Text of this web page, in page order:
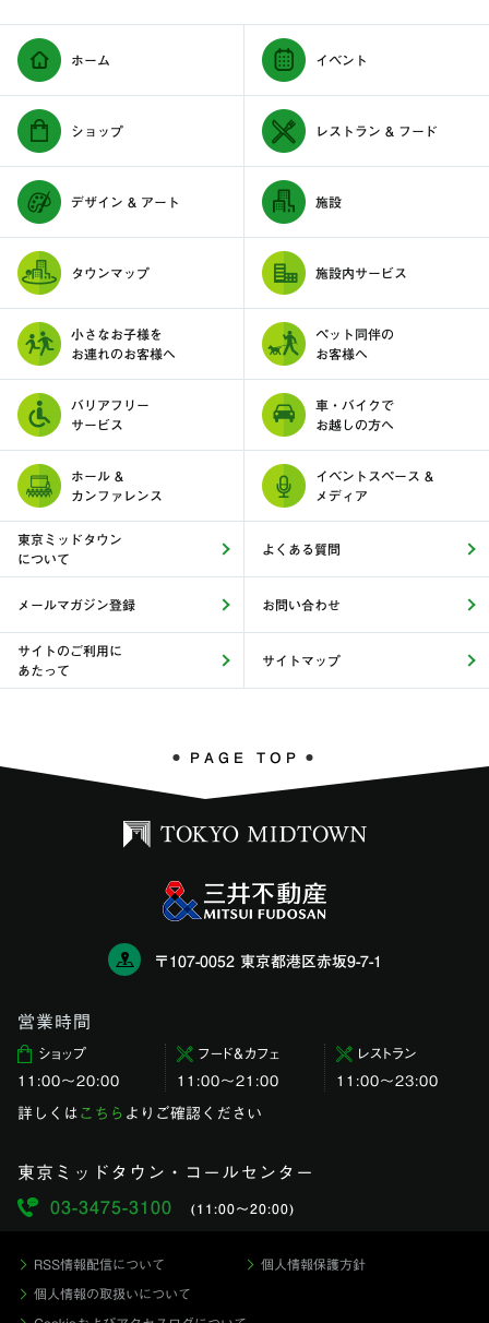
ホーム イベント
ショップ レストラン & フード
デザイン & アート 施設
タウンマップ 施設内サービス
小さなお子様を
お連れのお客様へ
ペット同伴の
お客様へ
バリアフリー
サービス
車・バイクで
お越しの方へ
ホール &
カンファレンス
イベントスペース &
メディア
東京ミッドタウン
について
よくある質問
メールマガジン登録 お問い合わせ
サイトのご利用に
あたって
サイトマップ
PAGE TOP
〒107-0052 東京都港区赤坂9-7-1
営業時間
ショップ
11:00〜20:00
フード＆カフェ
11:00～21:00
レストラン
11:00〜23:00
詳しくは こちら よりご確認ください
東京ミッドタウン・コールセンター
03-3475-3100
(11:00〜20:00)
RSS情報配信について 個人情報保護方針
個人情報の取扱いについて